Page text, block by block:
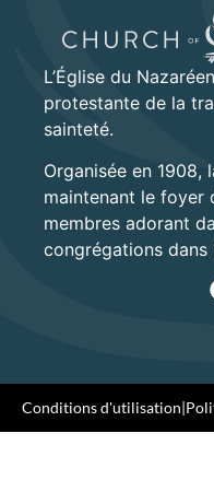
L’Église du
protestante de la
sainteté.
Organisée en 1908,
maintenant le foyer
membres adorant
congrégations dans
Conditions d'utilisation|